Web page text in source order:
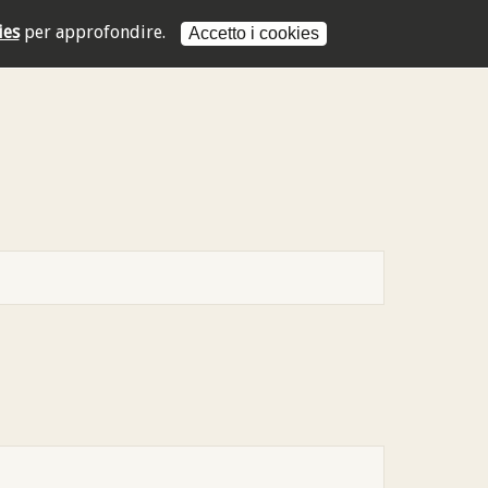
per approfondire. Accetto i cookies